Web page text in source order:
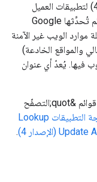
تتيح واجهات Safe Browsing API (الإصدار 4) لتطبيقات العميل
التحقّق من عناوين URL من خلال مقارنتها بقوائم تُحدِّثها Google
موارد الويب غير الآمنة
والمواقع الخادعة)
فيها. يُعدّ أي عنوان
لتحديد ما إذا كان عنوان URL مدرَجًا في أي من قوائم &quot;التصفّح
واجهة برمجة التطبيقات Lookup
.